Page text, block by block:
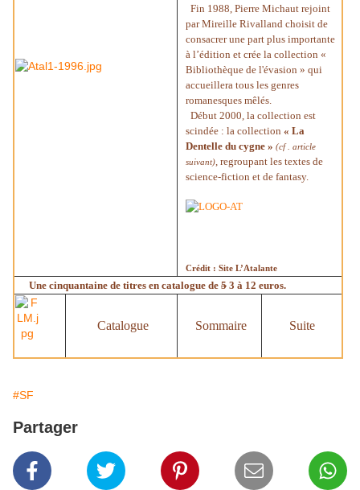
Fin 1988, Pierre Michaut rejoint
par Mireille Rivalland choisit de
consacrer une part plus importante
à l’édition et crée la collection «
Bibliothèque de l'évasion » qui
accueillera tous les genres
romanesques mêlés.
Début 2000, la collection est
scindée : la collection « La
Dentelle du cygne » (cf . article
suivant), regroupant les textes de
science-fiction et de fantasy.
Crédit : Site L’Atalante
Une cinquantaine de titres en catalogue de 5 3 à 12 euros.
Catalogue Sommaire Suite
#SF
Partager